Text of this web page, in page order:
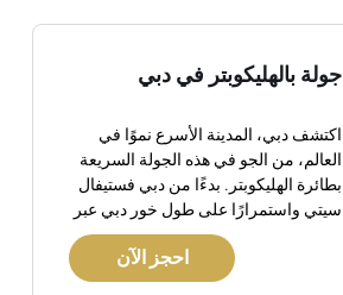
جولة بالهليكوبتر في دبي
اكتشف دبي، المدينة الأسرع نموًا في
العالم، من الجو في هذه الجولة السريعة
بطائرة الهليكوبتر. بدءًا من دبي فستيفال
سيتي واستمرارًا على طول خور دبي عبر
الضواحي، استكشف هذه المدينة الرائعة
بأفقها المذهل وفنادقها الفاخرة. شاهد
أطول مبنى في العالم، برج خليفة، الذي
احجز الآن